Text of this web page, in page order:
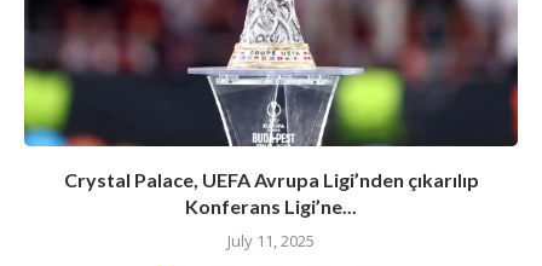
Crystal Palace, UEFA Avrupa Ligi’nden çıkarılıp
Konferans Ligi’ne...
July 11, 2025